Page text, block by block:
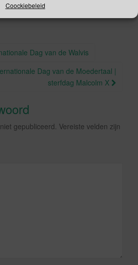
Coockiebeleid
Dag van de Walvis
Dag van de Moedertaal |
sterfdag Malcolm X
gepubliceerd. Vereiste velden zijn